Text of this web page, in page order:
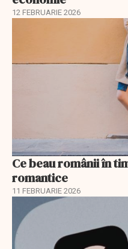
12 FEBRUARIE 2026
Ce beau românii în
romantice
11 FEBRUARIE 2026